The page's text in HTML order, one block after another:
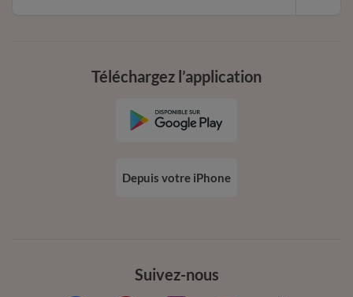
Suivez-nous
Téléchargez l’application
Depuis votre iPhone